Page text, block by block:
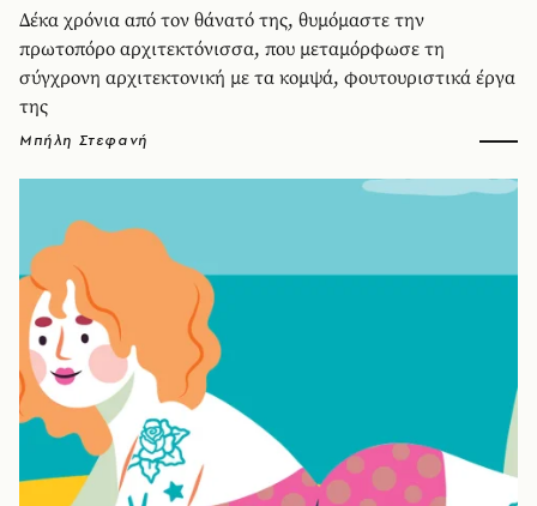
Δέκα χρόνια από τον θάνατό της, θυμόμαστε την
πρωτοπόρο αρχιτεκτόνισσα, που μεταμόρφωσε τη
σύγχρονη αρχιτεκτονική με τα κομψά, φουτουριστικά έργα
της
Μπήλη Στεφανή